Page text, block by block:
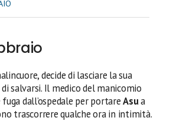
decide di lasciare la sua
salvarsi. Il medico del manicomio
dall’ospedale per portareAsua
trascorrere qualche ora in intimità.